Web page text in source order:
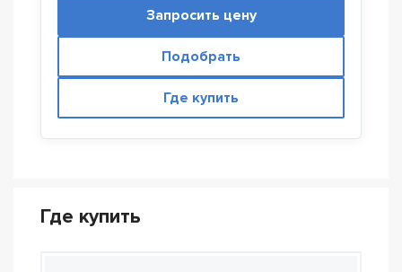
Запросить цену
Подобрать
Где купить
Где купить